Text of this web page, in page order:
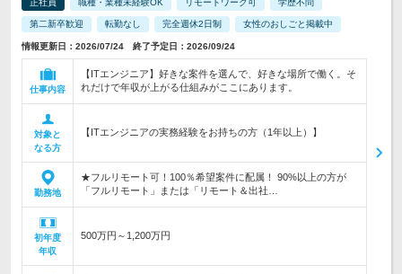
正社員 職種・業種未経験OK リモートワーク可 学歴不問
第二新卒歓迎 転勤なし 完全週休2日制 女性のおしごと掲載中
情報更新日：2026/07/24 終了予定日：2026/09/24
仕事内容
【ITエンジニア】好きな案件を選んで、好きな場所で働く。そ
れだけで年収が上がる仕組みがここにあります。
対象と
なる方
【ITエンジニアの実務経験をお持ちの方（1年以上）】
勤務地
★フルリモート可！100％希望案件に配属！ 90%以上の方が
「フルリモート」または「リモート＆出社…
初年度
年収
500万円～1,200万円